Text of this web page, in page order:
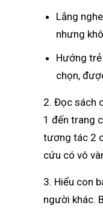
Lắng
nhưng
Hướng
chọn,
2. Đọc sách
1 đến trang
tương tác 2
cứu có vô
3. Hiểu con
người khác.